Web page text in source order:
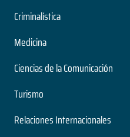
Criminalística
Medicina
Ciencias de la Comunicación
Turismo
Relaciones Internacionales